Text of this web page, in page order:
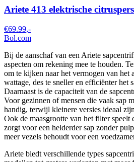
Ariete 413 elektrische
€69.99,-
Bol.com
Bij de aanschaf van een Ariete
aspecten om rekening mee te houden.
om te kijken naar het vermogen van het
wattage, des te sneller en efficiënter het
Daarnaast is de capaciteit van de
Voor gezinnen of mensen die vaak sap
handig, terwijl kleinere versies ideaal
Ook de maasgrootte van het filter speelt
zorgt voor een helderder sap zonder
meer vezels behoudt voor een
Ariete biedt verschillende types